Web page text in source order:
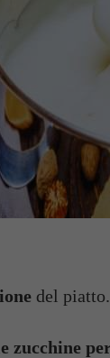
del piatto.
zucchine